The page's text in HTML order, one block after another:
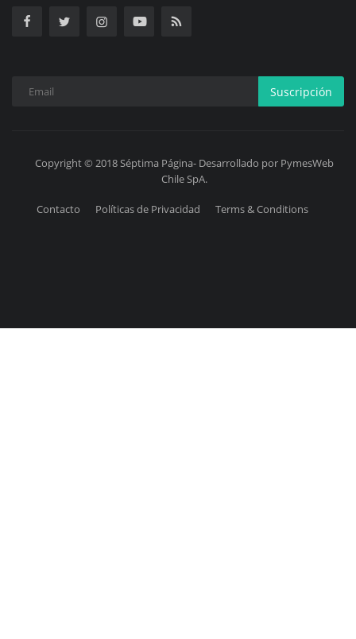
Suscripción
Copyright © 2018 Séptima Página- Desarrollado por PymesWeb
Chile SpA.
Contacto Políticas de Privacidad Terms & Conditions